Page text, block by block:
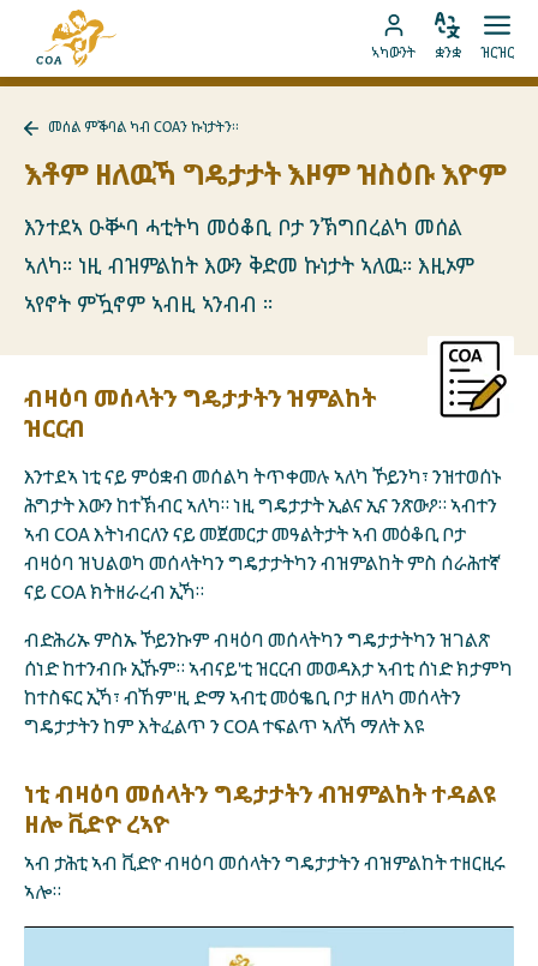
ትሕዝቶ
መበገሲ
ገጽ
MyCOA
ናብ
MyCOA
ኣካውንት
ቋንቋ
ቋንቋ
ክፈት
ዝርዝር
መሰል
ምቕባል
COAን
ተመለስ
መሰል ምቕባል ካብ COAን ኩነታትን።
እቶም ዘለዉኻ ግዴታታት እዞም ዝስዕቡ እዮም
እንተደኣ ዑቝባ ሓቲትካ መዕቆቢ ቦታ ንኽግበረልካ መሰል
ኣለካ። ነዚ ብዝምልከት እውን ቅድመ ኩነታት ኣለዉ። እዚኦም
ኣየኖት ምዃኖም ኣብዚ ኣንብብ ።
ብዛዕባ መሰላትን ግዴታታትን ዝምልከት
ዝርርብ
እንተደኣ ነቲ ናይ ምዕቋብ መሰልካ ትጥቀመሉ ኣለካ ኾይንካ፣ ንዝተወሰኑ
ሕግታት እውን ከተኽብር ኣለካ። ነዚ ግዴታታት ኢልና ኢና ንጽውዖ። ኣብተን
ኣብ COA እትነብርለን ናይ መጀመርታ መዓልትታት ኣብ መዕቆቢ ቦታ
ብዛዕባ ዝህልወካ መሰላትካን ግዴታታትካን ብዝምልከት ምስ ሰራሕተኛ
ናይ COA ክትዘራረብ ኢኻ።
ብድሕሪኡ ምስኡ ኾይንኩም ብዛዕባ መሰላትካን ግዴታታትካን ዝገልጽ
ሰነድ ከተንብቡ ኢኹም። ኣብናይ'ቲ ዝርርብ መወዳእታ ኣብቲ ሰነድ ክታምካ
ከተስፍር ኢኻ፣ ብኸም'ዚ ድማ ኣብቲ መዕቈቢ ቦታ ዘለካ መሰላትን
ግዴታታትን ከም እትፈልጥ ን COA ተፍልጥ ኣለኻ ማለት እዩ
ነቲ ብዛዕባ መሰላትን ግዴታታትን ብዝምልከት ተዳልዩ
ዘሎ ቪድዮ ረኣዮ
ኣብ ታሕቲ ኣብ ቪድዮ ብዛዕባ መሰላትን ግዴታታትን ብዝምልከት ተዘርዚሩ
ኣሎ።